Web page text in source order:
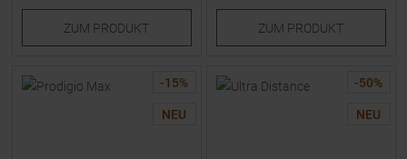
ZUM PRODUKT ZUM PRODUKT
-15%
NEU
-50%
NEU